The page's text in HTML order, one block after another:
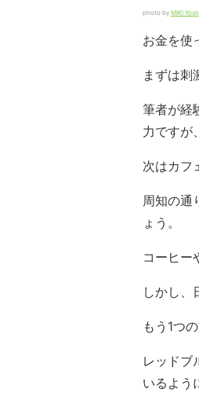
photo by MIKI
お金を使
まずは刺
筆者が経
力ですが
次はカフ
周知の通
ょう。
コーヒー
しかし、
もう1つ
レッドブ
いるよう